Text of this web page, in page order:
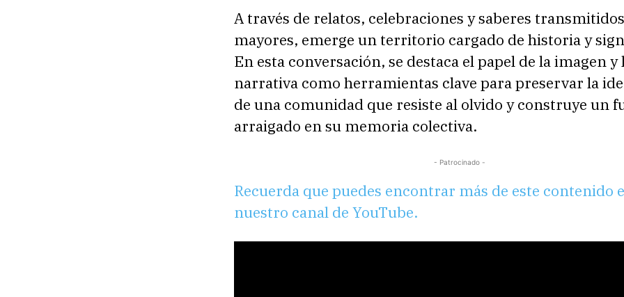
A través de relatos, celebraciones y saberes
mayores, emerge un territorio cargado de historia y
En esta conversación, se destaca el papel de la imagen y
narrativa como herramientas clave para preservar la
de una comunidad que resiste al olvido y construye un
arraigado en su memoria colectiva.
- Patrocinado -
Recuerda que puedes encontrar más de este contenido
nuestro canal de YouTube.